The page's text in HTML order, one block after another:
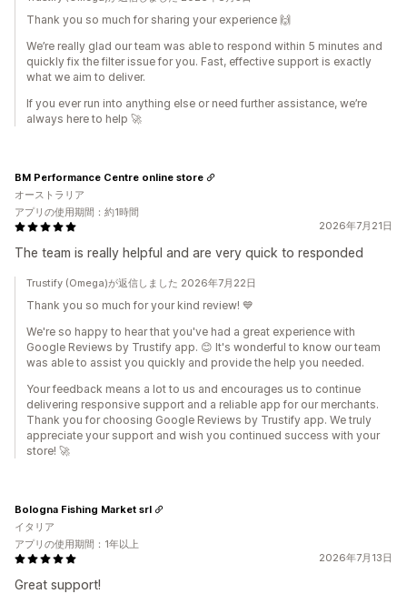
Thank you so much for sharing your experience 🙌
We’re really glad our team was able to respond within 5 minutes and
quickly fix the filter issue for you. Fast, effective support is exactly
what we aim to deliver.
If you ever run into anything else or need further assistance, we’re
always here to help 🚀
2026年7月21日
The team is really helpful and are very quick to responded
BM Performance Centre online store
オーストラリア
アプリの使用期間：約1時間
Trustify (Omega)が返信しました 2026年7月22日
Thank you so much for your kind review! 💙
We're so happy to hear that you've had a great experience with
Google Reviews by Trustify app. 😊 It's wonderful to know our team
was able to assist you quickly and provide the help you needed.
Your feedback means a lot to us and encourages us to continue
delivering responsive support and a reliable app for our merchants.
Thank you for choosing Google Reviews by Trustify app. We truly
appreciate your support and wish you continued success with your
store! 🚀
2026年7月13日
Great support!
Bologna Fishing Market srl
イタリア
アプリの使用期間：1年以上